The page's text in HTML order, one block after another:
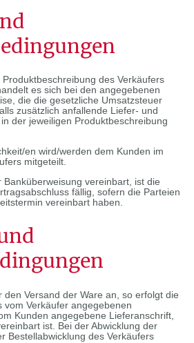
des Verkäufers
es sich bei den angegebenen
die die gesetzliche Umsatzsteuer
zusätzlich anfallende Liefer- und
der jeweiligen Produktbeschreibung
en wird/werden dem Kunden im
mitgeteilt.
Banküberweisung vereinbart, ist die
fällig, sofern die Parteien
vereinbart haben.
den Versand der Ware an, so erfolgt die
vom Verkäufer angegebenen
Kunden angegebene Lieferanschrift,
ist. Bei der Abwicklung der
Bestellabwicklung des Verkäufers